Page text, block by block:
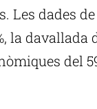
Les dades
la
del